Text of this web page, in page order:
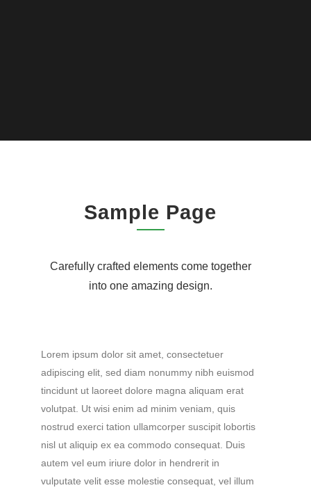
Sample Page
Carefully crafted elements come together
into one amazing design.
Lorem ipsum dolor sit amet, consectetuer
adipiscing elit, sed diam nonummy nibh euismod
tincidunt ut laoreet dolore magna aliquam erat
volutpat. Ut wisi enim ad minim veniam, quis
nostrud exerci tation ullamcorper suscipit lobortis
nisl ut aliquip ex ea commodo consequat. Duis
autem vel eum iriure dolor in hendrerit in
vulputate velit esse molestie consequat, vel illum